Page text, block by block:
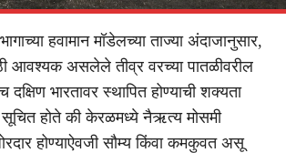
हवामान मॉडेलच्या ताज्या अंदाजानुसार,
आवश्यक असलेले तीव्र वरच्या पातळीवरील
भारतावर स्थापित होण्याची शक्यता
होते की केरळमध्ये नैऋत्य मोसमी
होण्याऐवजी सौम्य किंवा कमकुवत असू